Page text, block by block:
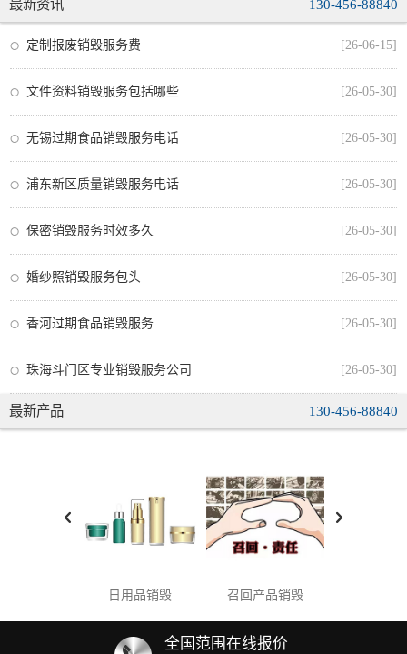
最新资讯 130-456-88840
定制报废销毁服务费 [26-06-15]
文件资料销毁服务包括哪些 [26-05-30]
无锡过期食品销毁服务电话 [26-05-30]
浦东新区质量销毁服务电话 [26-05-30]
保密销毁服务时效多久 [26-05-30]
婚纱照销毁服务包头 [26-05-30]
香河过期食品销毁服务 [26-05-30]
珠海斗门区专业销毁服务公司 [26-05-30]
最新产品 130-456-88840
日用品销毁 召回产品销毁
全国范围在线报价